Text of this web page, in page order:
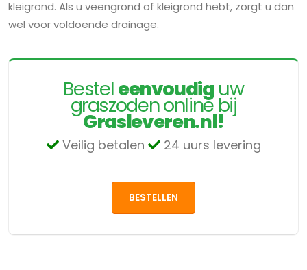
kleigrond. Als u veengrond of kleigrond hebt, zorgt u dan
wel voor voldoende drainage.
Besteleenvoudiguw
graszoden online bij
Grasleveren.nl!
Veilig betalen 24 uurs levering
BESTELLEN